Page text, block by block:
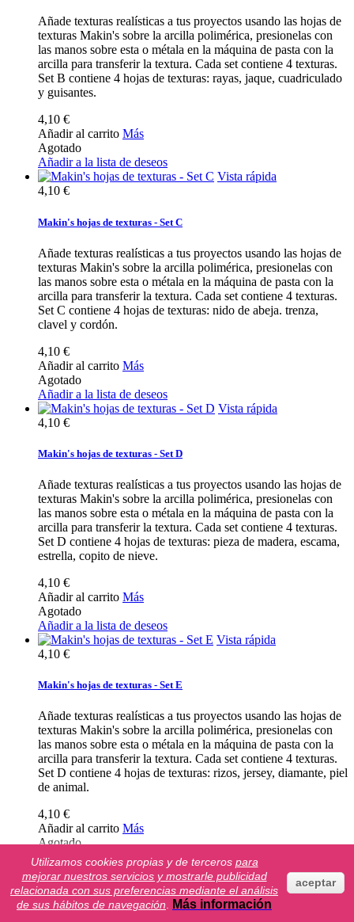
Añade texturas realísticas a tus proyectos usando las hojas de
texturas Makin's sobre la arcilla polimérica, presionelas con
las manos sobre esta o métala en la máquina de pasta con la
arcilla para transferir la textura. Cada set contiene 4 texturas.
Set B contiene 4 hojas de texturas: rayas, jaque, cuadriculado
y guisantes.
4,10 €
Añadir al carrito Más
Agotado
Añadir a la lista de deseos
Vista rápida
4,10 €
Makin's hojas de texturas - Set C
Añade texturas realísticas a tus proyectos usando las hojas de
texturas Makin's sobre la arcilla polimérica, presionelas con
las manos sobre esta o métala en la máquina de pasta con la
arcilla para transferir la textura. Cada set contiene 4 texturas.
Set C contiene 4 hojas de texturas: nido de abeja. trenza,
clavel y cordón.
4,10 €
Añadir al carrito Más
Agotado
Añadir a la lista de deseos
Vista rápida
4,10 €
Makin's hojas de texturas - Set D
Añade texturas realísticas a tus proyectos usando las hojas de
texturas Makin's sobre la arcilla polimérica, presionelas con
las manos sobre esta o métala en la máquina de pasta con la
arcilla para transferir la textura. Cada set contiene 4 texturas.
Set D contiene 4 hojas de texturas: pieza de madera, escama,
estrella, copito de nieve.
4,10 €
Añadir al carrito Más
Agotado
Añadir a la lista de deseos
Vista rápida
4,10 €
Makin's hojas de texturas - Set E
Añade texturas realísticas a tus proyectos usando las hojas de
texturas Makin's sobre la arcilla polimérica, presionelas con
las manos sobre esta o métala en la máquina de pasta con la
arcilla para transferir la textura. Cada set contiene 4 texturas.
Set D contiene 4 hojas de texturas: rizos, jersey, diamante, piel
de animal.
4,10 €
Añadir al carrito Más
Agotado
Añadir a la lista de deseos
Vista rápida
13,27 €
Utilizamos cookies propias y de terceros para
mejorar nuestros servicios y mostrarle publicidad
relacionada con sus preferencias mediante el análisis
de sus hábitos de navegación
Más información
aceptar